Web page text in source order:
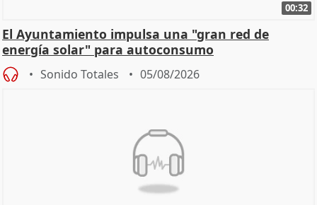
00:32
El Ayuntamiento impulsa una "gran red de
energía solar" para autoconsumo
Sonido Totales 05/08/2026